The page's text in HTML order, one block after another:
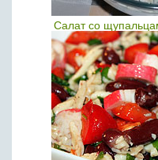
Салат со